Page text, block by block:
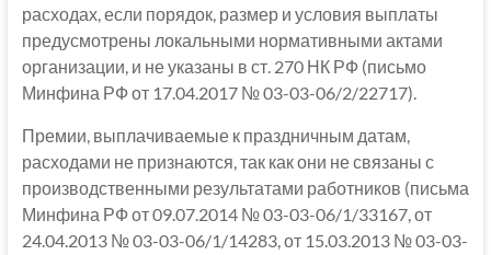
расходах, если порядок, размер и условия выплаты
предусмотрены локальными нормативными актами
организации, и не указаны в ст. 270 НК РФ (письмо
Минфина РФ от 17.04.2017 № 03-03-06/2/22717).
Премии, выплачиваемые к праздничным датам,
расходами не признаются, так как они не связаны с
производственными результатами работников (письма
Минфина РФ от 09.07.2014 № 03-03-06/1/33167, от
24.04.2013 № 03-03-06/1/14283, от 15.03.2013 № 03-03-